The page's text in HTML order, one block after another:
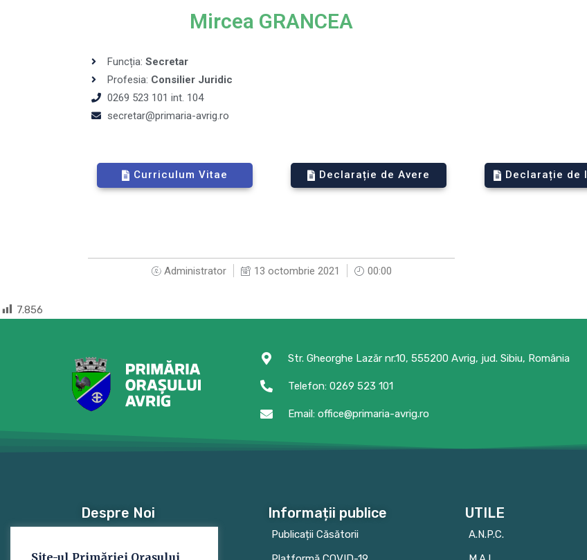
Mircea GRANCEA
Funcția: Secretar
Profesia: Consilier Juridic
0269 523 101 int. 104
secretar@primaria-avrig.ro
Curriculum Vitae Declarație de Avere Declarație de
Administrator 13 octombrie 2021 00:00
7.856
Str. Gheorghe Lazăr nr.10, 555200 Avrig, jud. Sibiu, România
Telefon: 0269 523 101
Email: office@primaria-avrig.ro
Despre Noi Informații publice
Publicații Căsătorii
UTILE
A.N.P.C.
Site-ul Primăriei Orașului